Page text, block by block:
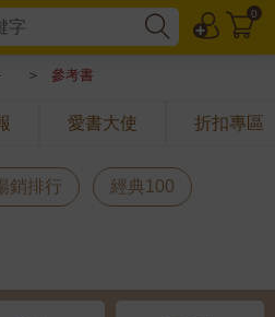
0
＞ 參考書
愛書大使 折扣專區
銷排行 經典100